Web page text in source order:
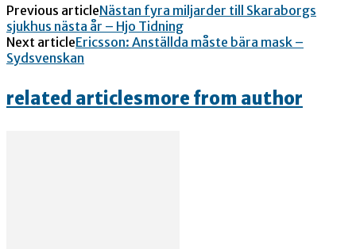
Previous articleNästan fyra miljarder till Skaraborgs
sjukhus nästa år – Hjo Tidning
Next articleEricsson: Anställda måste bära mask –
Sydsvenskan
related articlesmore from author